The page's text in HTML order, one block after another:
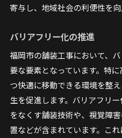
寄与し、地域社会の利便性を向
バリアフリー化の推進
福岡市の舗装工事において、
要な要素となっています。特
つ快適に移動できる環境を整
生を促進します。バリアフリ
をなくす舗装技術や、視覚障
置などが含まれています。こ